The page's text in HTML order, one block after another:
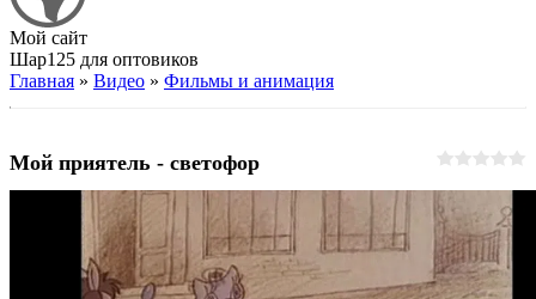
Мой сайт
Шар125 для оптовиков
Главная » Видео » Фильмы и анимация
Мой приятель - светофор